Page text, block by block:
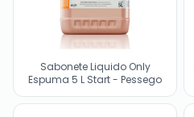
Sabonete Liquido Only
Espuma 5 L Start - Pessego